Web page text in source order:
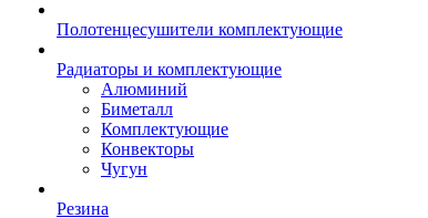
Полотенцесушители комплектующие
Радиаторы и комплектующие
Алюминий
Биметалл
Комплектующие
Конвекторы
Чугун
Резина